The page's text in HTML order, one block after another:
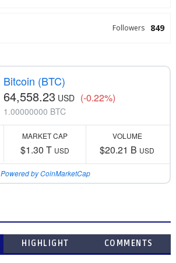
849
Followers
Bitcoin (BTC)
64,558.23 USD (-0.22%)
1.00000000 BTC
MARKET CAP
$1.30 T USD
VOLUME
$20.21 B USD
Powered by CoinMarketCap
HIGHLIGHT COMMENTS